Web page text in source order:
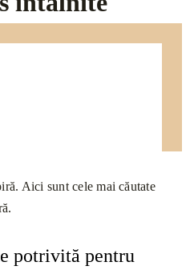
Aici sunt cele mai căutate
potrivită pentru